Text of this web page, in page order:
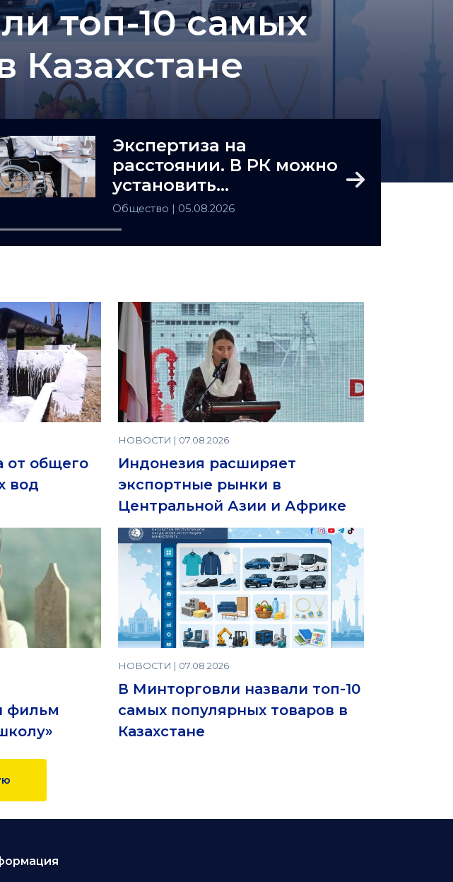
топ-10 самых
Казахстане
Экспертиза на
расстоянии. В РК можно
установить
инвалидность заочно
Общество | 05.08.2026
Next
от общего
вод
НОВОСТИ | 07.08.2026
Индонезия расширяет
экспортные рынки в
Центральной Азии и Африке
фильм
НОВОСТИ | 07.08.2026
В Минторговли назвали топ-10
самых популярных товаров в
Казахстане